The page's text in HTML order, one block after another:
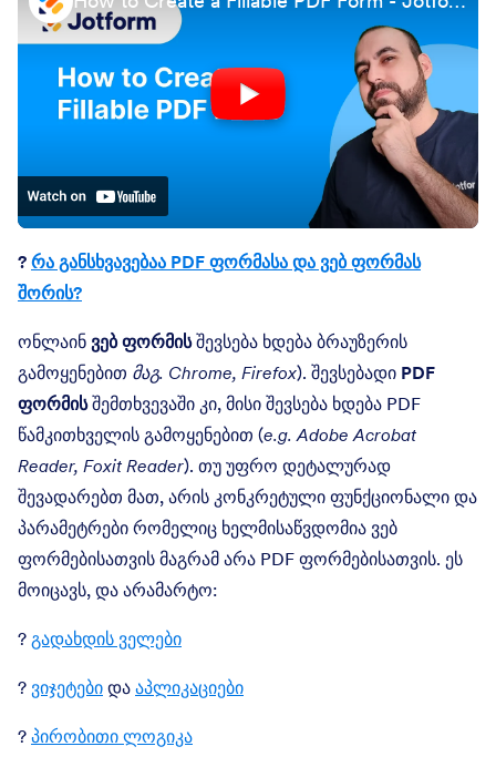
? რა განსხვავებაა PDF ფორმასა და ვებ ფორმას
შორის?
ონლაინ ვებ ფორმისშევსება ხდება ბრაუზერის
გამოყენებით მაგ. Chrome, Firefox). შევსებადი PDF
ფორმისშემთხვევაში კი, მისი შევსება ხდება PDF
წამკითხველის გამოყენებით (e.g. Adobe Acrobat
Reader, Foxit Reader). თუ უფრო დეტალურად
შევადარებთ მათ, არის კონკრეტული ფუნქციონალი და
პარამეტრები რომელიც ხელმისაწვდომია ვებ
ფორმებისათვის მაგრამ არა PDF ფორმებისათვის. ეს
მოიცავს, და არამარტო:
? გადახდის ველები
? ვიჯეტები და აპლიკაციები
? პირობითი ლოგიკა